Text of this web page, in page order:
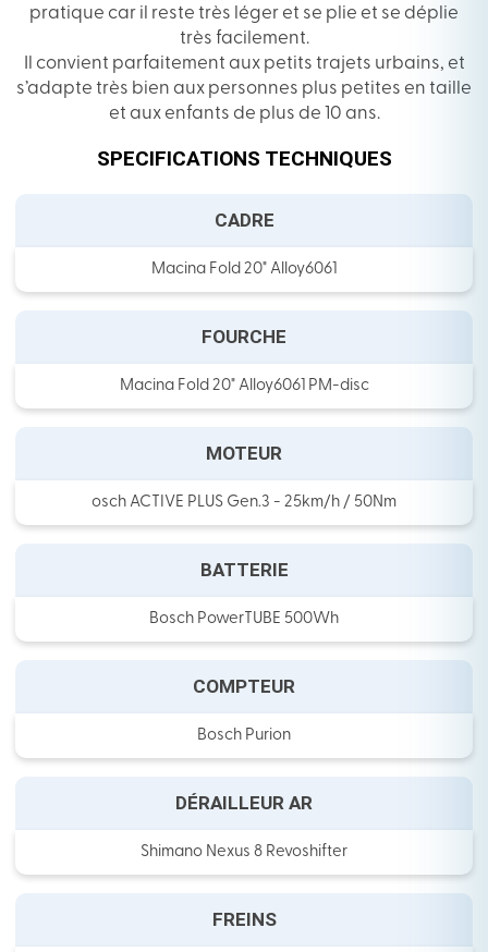
pratique car il reste très léger et se plie et se déplie
très facilement.
Il convient parfaitement aux petits trajets urbains, et
s’adapte très bien aux personnes plus petites en taille
et aux enfants de plus de 10 ans.
SPECIFICATIONS TECHNIQUES
CADRE
Macina Fold 20" Alloy6061
FOURCHE
Macina Fold 20" Alloy6061 PM-disc
MOTEUR
osch ACTIVE PLUS Gen.3 - 25km/h / 50Nm
BATTERIE
Bosch PowerTUBE 500Wh
COMPTEUR
Bosch Purion
DÉRAILLEUR AR
Shimano Nexus 8 Revoshifter
FREINS